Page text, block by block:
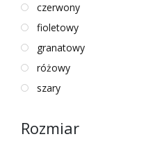
czerwony
fioletowy
granatowy
różowy
szary
Rozmiar